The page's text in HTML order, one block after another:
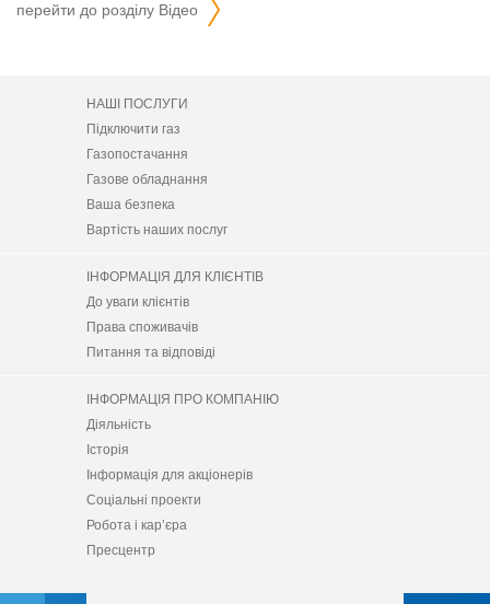
перейти до розділу
відео
НАШІ ПОСЛУГИ
Підключити газ
Газопостачання
Газове обладнання
Ваша безпека
Вартість наших послуг
ІНФОРМАЦІЯ ДЛЯ КЛІЄНТІВ
До уваги клієнтів
Права споживачів
Питання та відповіді
ІНФОРМАЦІЯ ПРО КОМПАНІЮ
Діяльність
Історія
Інформація для акціонерів
Соціальні проекти
Робота і кар’єра
Пресцентр